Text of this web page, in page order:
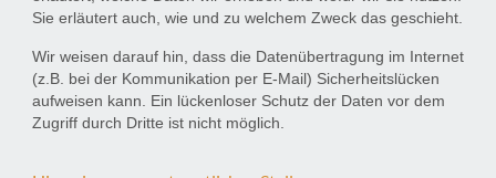
Sie erläutert auch, wie und zu welchem Zweck das geschieht.
Wir weisen darauf hin, dass die Datenübertragung im Internet
(z.B. bei der Kommunikation per E-Mail) Sicherheitslücken
aufweisen kann. Ein lückenloser Schutz der Daten vor dem
Zugriff durch Dritte ist nicht möglich.